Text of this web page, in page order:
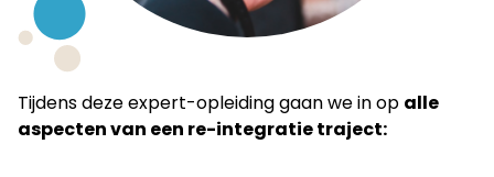
Tijdens deze expert-opleiding gaan we in op alle
aspecten van een re-integratie traject: